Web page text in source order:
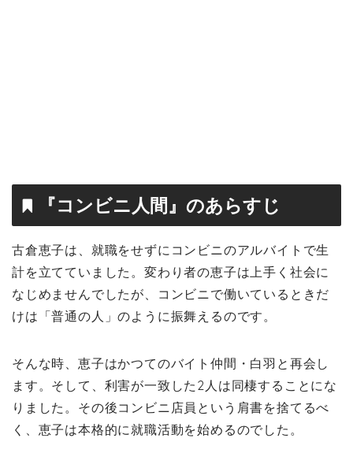
『コンビニ人間』のあらすじ
古倉恵子は、就職をせずにコンビニのアルバイトで生
計を立てていました。変わり者の恵子は上手く社会に
なじめませんでしたが、コンビニで働いているときだ
けは「普通の人」のように振舞えるのです。
そんな時、恵子はかつてのバイト仲間・白羽と再会し
ます。そして、利害が一致した2人は同棲することにな
りました。その後コンビニ店員という肩書を捨てるべ
く、恵子は本格的に就職活動を始めるのでした。